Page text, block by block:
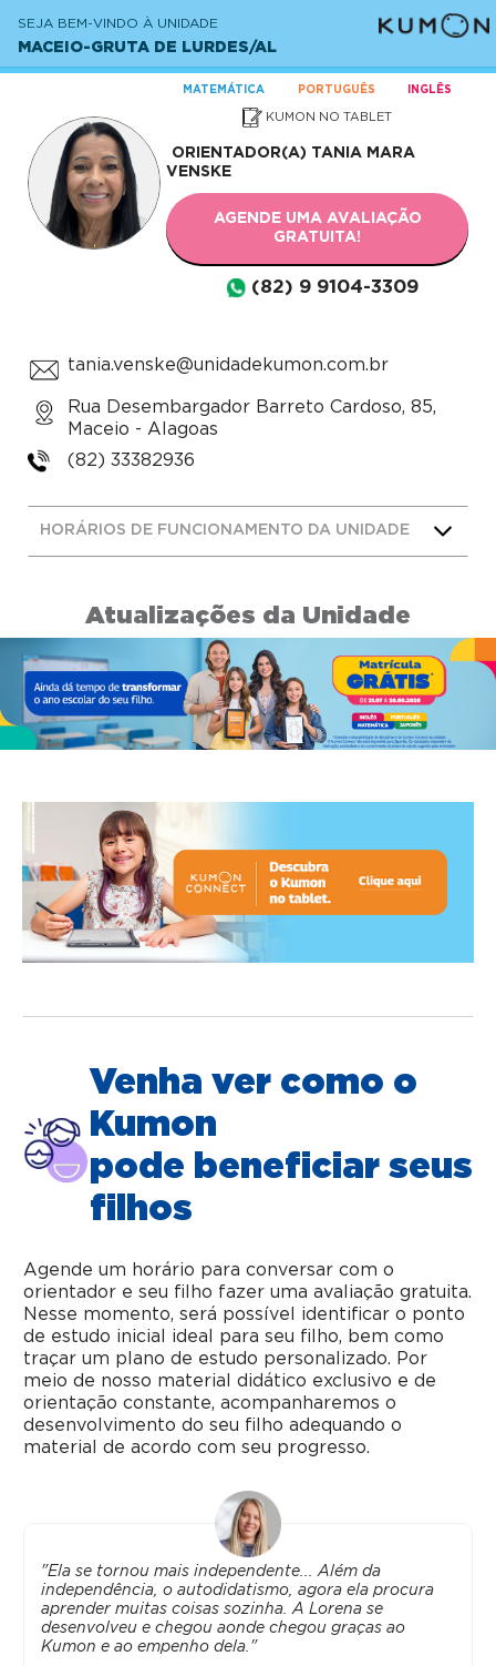
SEJA BEM-VINDO À UNIDADE
MACEIO-GRUTA DE LURDES/AL
MATEMÁTICA PORTUGUÊS INGLÊS
KUMON NO TABLET
ORIENTADOR(A) TANIA MARA
VENSKE
AGENDE UMA AVALIAÇÃO
GRATUITA!
(82) 9 9104-3309
tania.venske@unidadekumon.com.br
Rua Desembargador Barreto Cardoso, 85,
Maceio - Alagoas
(82) 33382936
HORÁRIOS DE FUNCIONAMENTO DA UNIDADE
Atualizações da Unidade
Venha ver como o
Kumon
pode beneficiar seus
filhos
Agende um horário para conversar com o
orientador e seu filho fazer uma avaliação gratuita.
Nesse momento, será possível identificar o ponto
de estudo inicial ideal para seu filho, bem como
traçar um plano de estudo personalizado. Por
meio de nosso material didático exclusivo e de
orientação constante, acompanharemos o
desenvolvimento do seu filho adequando o
material de acordo com seu progresso.
"Ela se tornou mais independente... Além da
independência, o autodidatismo, agora ela procura
aprender muitas coisas sozinha. A Lorena se
desenvolveu e chegou aonde chegou graças ao
Kumon e ao empenho dela."